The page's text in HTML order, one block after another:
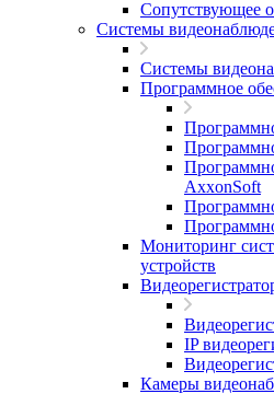
Сопутствующее
Системы
Системы
Программное
AxxonSoft
Мониторинг
устройств
IP
Камеры